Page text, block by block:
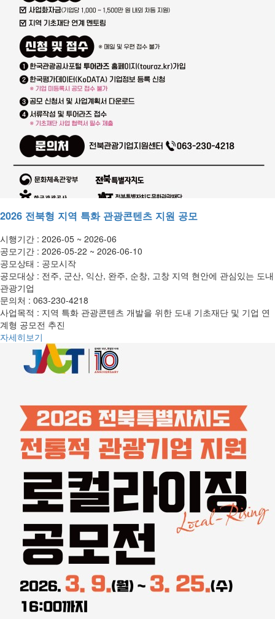
2026 전북형 지역 특화 관광콘텐츠 지원 공모
시행기간 : 2026-05 ~ 2026-06
공모기간 : 2026-05-22 ~ 2026-06-10
공모상태 : 공모시작
공모대상 : 전주, 군산, 익산, 완주, 순창, 고창 지역 현안에 관심있는 도내
관광기업
문의처 : 063-230-4218
사업목적 : 지역 특화 관광콘텐츠 개발을 위한 도내 기초재단 및 기업 연
계형 공모전 추진
자세히보기